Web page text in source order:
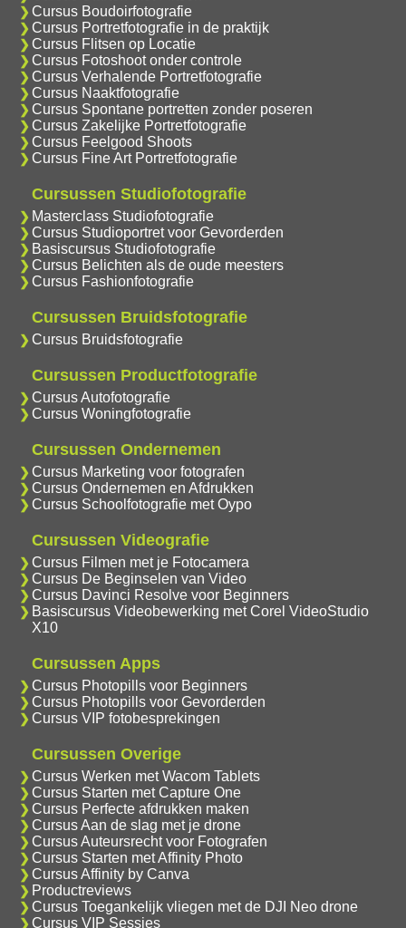
Cursus Boudoirfotografie
Cursus Portretfotografie in de praktijk
Cursus Flitsen op Locatie
Cursus Fotoshoot onder controle
Cursus Verhalende Portretfotografie
Cursus Naaktfotografie
Cursus Spontane portretten zonder poseren
Cursus Zakelijke Portretfotografie
Cursus Feelgood Shoots
Cursus Fine Art Portretfotografie
Cursussen Studiofotografie
Masterclass Studiofotografie
Cursus Studioportret voor Gevorderden
Basiscursus Studiofotografie
Cursus Belichten als de oude meesters
Cursus Fashionfotografie
Cursussen Bruidsfotografie
Cursus Bruidsfotografie
Cursussen Productfotografie
Cursus Autofotografie
Cursus Woningfotografie
Cursussen Ondernemen
Cursus Marketing voor fotografen
Cursus Ondernemen en Afdrukken
Cursus Schoolfotografie met Oypo
Cursussen Videografie
Cursus Filmen met je Fotocamera
Cursus De Beginselen van Video
Cursus Davinci Resolve voor Beginners
Basiscursus Videobewerking met Corel VideoStudio
X10
Cursussen Apps
Cursus Photopills voor Beginners
Cursus Photopills voor Gevorderden
Cursus VIP fotobesprekingen
Cursussen Overige
Cursus Werken met Wacom Tablets
Cursus Starten met Capture One
Cursus Perfecte afdrukken maken
Cursus Aan de slag met je drone
Cursus Auteursrecht voor Fotografen
Cursus Starten met Affinity Photo
Cursus Affinity by Canva
Productreviews
Cursus Toegankelijk vliegen met de DJI Neo drone
Cursus VIP Sessies